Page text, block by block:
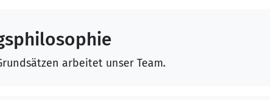
arbeitet unser Team.